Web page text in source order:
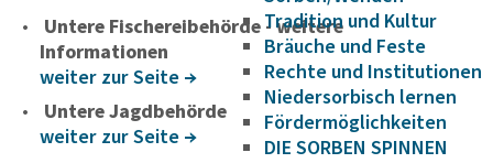
Tradition und Kultur
Bräuche und Feste
Rechte und Institutionen
Niedersorbisch lernen
Fördermöglichkeiten
DIE SORBEN SPINNEN
Untere Fischereibehörde - weitere
Informationen
weiter zur Seite
Untere Jagdbehörde
weiter zur Seite